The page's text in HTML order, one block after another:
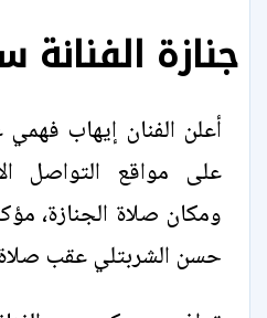
جنازة
أعلن الفنان إيهاب
على مواقع التواصل
ومكان صلاة الجنازة،
حسن الشربتلي عقب صلاة